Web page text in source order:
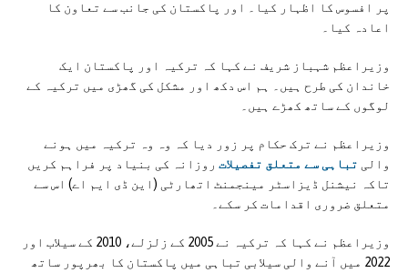
پر افسوس کا اظہار کیا۔ اور پاکستان کی جانب سے تعاون کا
اعادہ کیا۔
وزیراعظم شہباز شریف نے کہا کہ ترکیہ اور پاکستان ایک
خاندان کی طرح ہیں۔ ہم اس دکھ اور مشکل کی گھڑی میں ترکیہ کے
لوگوں کے ساتھ کھڑے ہیں۔
وزیراعظم نے ترک حکام پر زور دیا کہ وہ وہ ترکیہ میں ہونے
والی تباہی سے متعلق تفصیلات روزانہ کی بنیاد پر فراہم کریں
تاکہ نیشنل ڈیزاسٹر مینجمنٹ اتھارٹی (این ڈی ایم اے) اس سے
متعلق ضروری اقدامات کر سکے۔
وزیراعظم نے کہا کہ ترکیہ نے 2005 کے زلزلے، 2010 کے سیلاب اور
2022 میں آنے والی سیلابی تباہی میں پاکستان کا بھرپور ساتھ